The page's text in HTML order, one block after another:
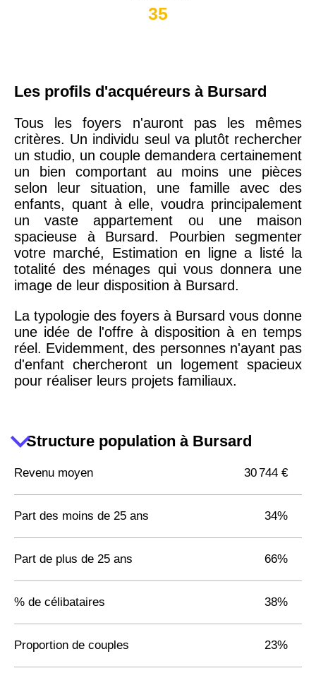
35
Les profils d'acquéreurs à Bursard
Tous les foyers n'auront pas les mêmes
critères. Un individu seul va plutôt rechercher
un studio, un couple demandera certainement
un bien comportant au moins une pièces
selon leur situation, une famille avec des
enfants, quant à elle, voudra principalement
un vaste appartement ou une maison
spacieuse à Bursard. Pourbien segmenter
votre marché, Estimation en ligne a listé la
totalité des ménages qui vous donnera une
image de leur disposition à Bursard.
La typologie des foyers à Bursard vous donne
une idée de l'offre à disposition à en temps
réel. Evidemment, des personnes n'ayant pas
d'enfant chercheront un logement spacieux
pour réaliser leurs projets familiaux.
Structure population à Bursard
Revenu moyen 30 744 €
Part des moins de 25 ans 34%
Part de plus de 25 ans 66%
% de célibataires 38%
Proportion de couples 23%